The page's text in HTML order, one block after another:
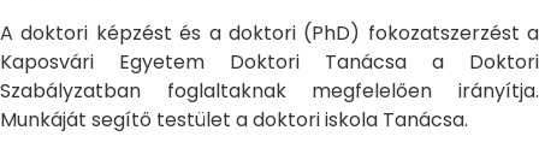
A doktori képzést és a doktori (PhD) fokozatszerzést a
Kaposvári Egyetem Doktori Tanácsa a Doktori
Szabályzatban foglaltaknak megfelelően irányítja.
Munkáját segítő testület a doktori iskola Tanácsa.